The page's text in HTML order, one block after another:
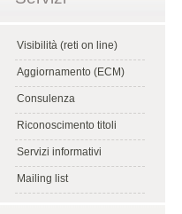
Visibilità (reti on line)
Aggiornamento (ECM)
Consulenza
Riconoscimento titoli
Servizi informativi
Mailing list